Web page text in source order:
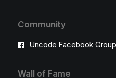
Community
Uncode Facebook Group
Wall of Fame